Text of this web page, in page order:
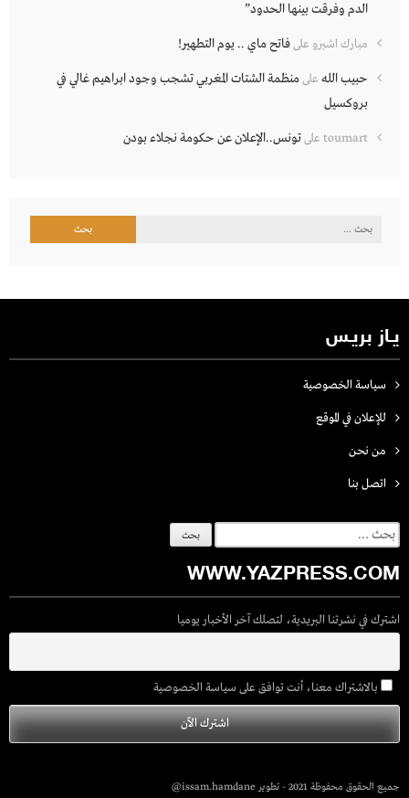
الدم وفرقت بينها الحدود”
مبارك اشبرو علىفاتح ماي .. يوم التطهير!
حبيب الله علىمنظمة الشتات المغربي تشجب وجود ابراهيم غالي في
بروكسيل
toumart علىتونس..الإعلان عن حكومة نجلاء بودن
البحث
يـاز بريـس
سياسة الخصوصية
للإعلان في الموقع
من نحن
اتصل بنـا
البحث
عن:
WWW.YAZPRESS.COM
اشترك في نشرتنا البريدية، لتصلك آخر الأخبار يوميا
بالاشتراك معنا، أنت توافق على سياسة الخصوصية
جميع الحقوق محفوظة 2021 - تطوير issam.hamdane@